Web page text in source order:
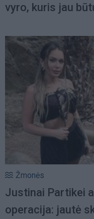
vyro, kuris jau
Žmonės
Justinai Partikei
operacija: jautė